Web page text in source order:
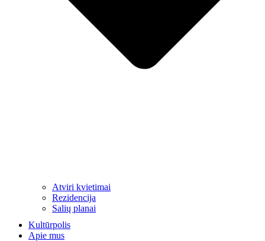
Atviri kvietimai
Rezidencija
Salių planai
Kultūrpolis
Apie mus